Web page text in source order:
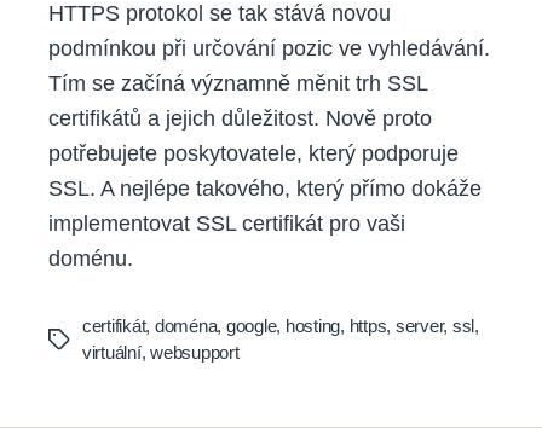
HTTPS protokol se tak stává novou
podmínkou při určování pozic ve vyhledávání.
Tím se začíná významně měnit trh SSL
certifikátů a jejich důležitost. Nově proto
potřebujete poskytovatele, který podporuje
SSL. A nejlépe takového, který přímo dokáže
implementovat SSL certifikát pro vaši
doménu.
Tags
certifikát, doména, google, hosting, https, server, ssl ,
virtuální,websupport